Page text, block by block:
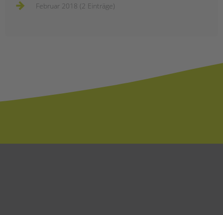
Februar 2018 (2 Einträge)